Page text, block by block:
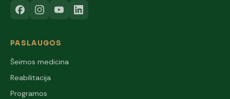
PASLAUGOS
Šeimos medicina
Reabilitacija
Programos